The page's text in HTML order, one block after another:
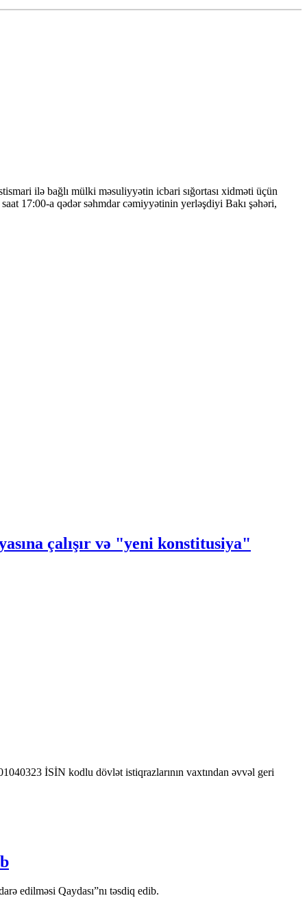
ilə bağlı mülki məsuliyyətin icbari sığortası xidməti üçün
17:00-a qədər səhmdar cəmiyyətinin yerləşdiyi Bakı şəhəri,
çalışır və "yeni konstitusiya"
İSİN kodlu dövlət istiqrazlarının vaxtından əvvəl geri
edilməsi Qaydası”nı təsdiq edib.